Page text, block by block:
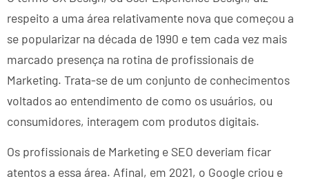
respeito a uma área relativamente nova que começou a
se popularizar na década de 1990 e tem cada vez mais
marcado presença na rotina de profissionais de
Marketing. Trata-se de um conjunto de conhecimentos
voltados ao entendimento de como os usuários, ou
consumidores, interagem com produtos digitais.
Os profissionais de Marketing e SEO deveriam ficar
atentos a essa área. Afinal, em 2021, o Google criou e